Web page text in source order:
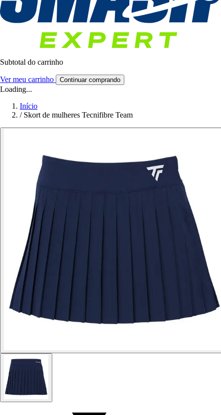
Subtotal do carrinho
Ver meu carrinho Continuar comprando
Loading...
Início
/ Skort de mulheres Tecnifibre Team